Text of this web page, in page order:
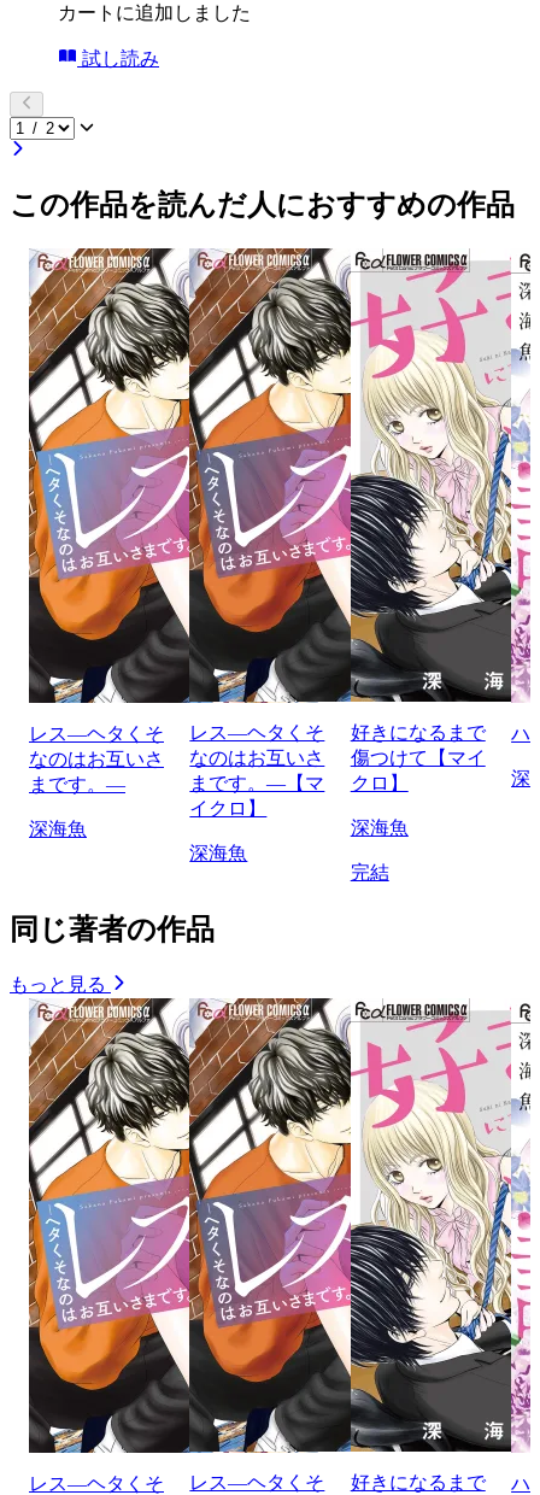
カートに追加しました
試し読み
この作品を読んだ人におすすめの作品
レス―ヘタくそ
なのはお互いさ
まです。―
深海魚
レス―ヘタくそ
なのはお互いさ
まです。―【マ
イクロ】
深海魚
好きになるまで
傷つけて【マイ
クロ】
深海魚
完結
ハ
深
同じ著者の作品
もっと見る
レス―ヘタくそ
レス―ヘタくそ
好きになるまで
ハ